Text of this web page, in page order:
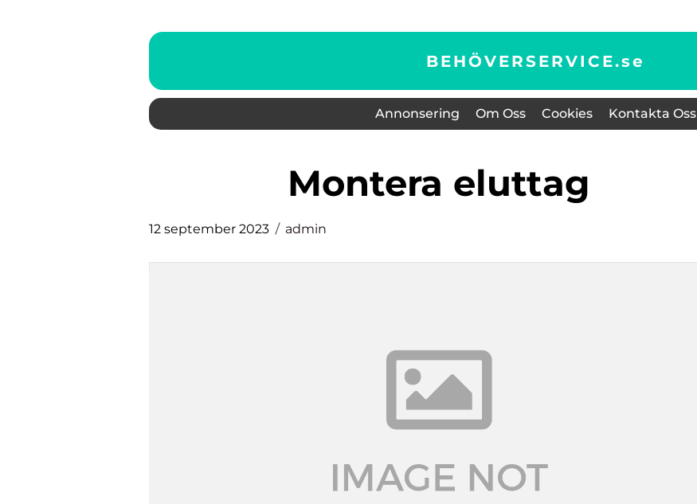
BEHÖVERSERVICE.se
Annonsering Om Oss Cookies Kontakta Oss
montera eluttag
12 september 2023 admin